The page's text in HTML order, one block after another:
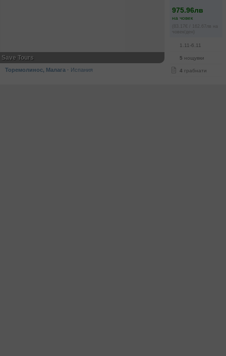
975.96лв
на човек
(83.17€ / 162.67лв на
човек/ден)
1.11-6.11
5 нощувки
4 грабнати
Save Tours
Торемолинос, Малага · Испания